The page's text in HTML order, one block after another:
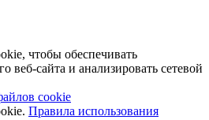
чтобы обеспечивать
веб-сайта и анализировать сетевой
cookie
Правила использования